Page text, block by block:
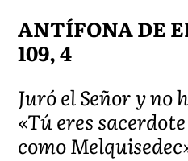
ANTÍFONA DE
109, 4
Juró el Señor y no
«Tú eres
como